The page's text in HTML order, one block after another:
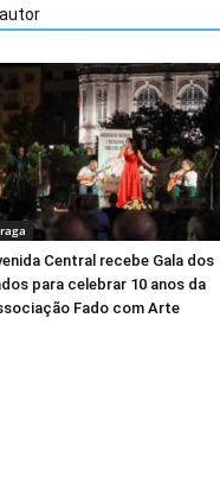
Central recebe Gala dos
para celebrar 10 anos da
Fado com Arte